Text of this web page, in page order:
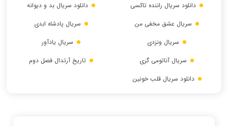
دانلود سریال راننده تاکسی
سریال عشق مخفی من
سریال ونزدی
سریال آناتومی گری
دانلود سریال قلب خونین
دانلود سریال بد و دیوانه
سریال پادشاه ابدی
سریال یادآور
تاریخ آرتدال فصل دوم